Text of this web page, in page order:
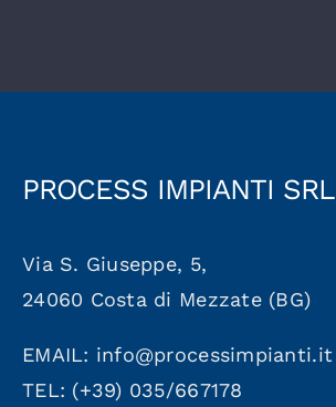
PROCESS IMPIANTI SRL
Via S. Giuseppe, 5,
24060 Costa di Mezzate (BG)
EMAIL: info@processimpianti.it
TEL: (+39) 035/667178